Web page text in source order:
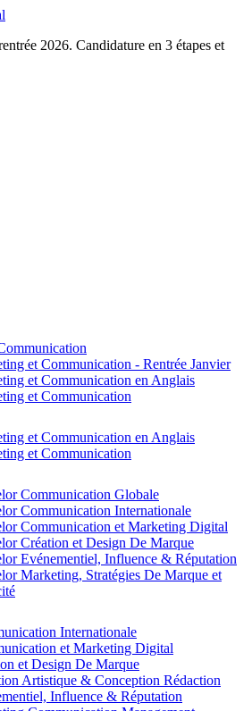
2026. Candidature en 3 étapes et
et Communication - Rentrée Janvier
et Communication en Anglais
et Communication
et Communication en Anglais
et Communication
Communication Globale
Communication Internationale
Communication et Marketing Digital
Création et Design De Marque
Evénementiel, Influence & Réputation
Marketing, Stratégies De Marque et
Internationale
et Marketing Digital
et Design De Marque
Artistique & Conception Rédaction
Influence & Réputation